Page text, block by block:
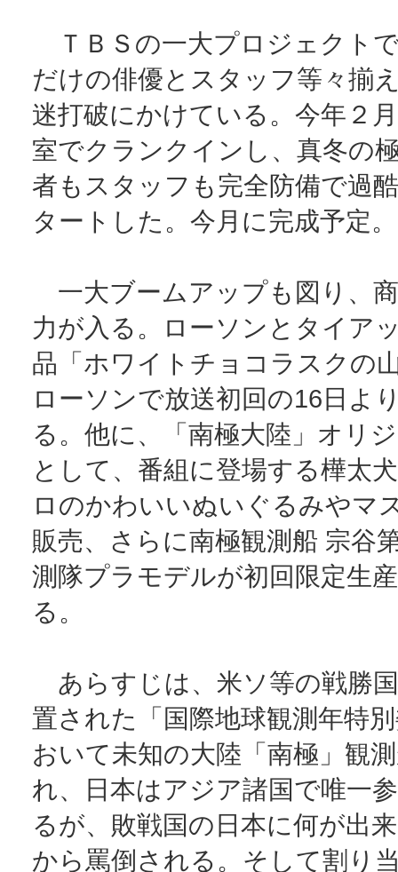
ＴＢＳの一大プロジェクト
だけの俳優とスタッフ等々揃
迷打破にかけている。今年２
室でクランクインし、真冬の
者もスタッフも完全防備で過
タートした。今月に完成予定。
一大ブームアップも図り、
力が入る。ローソンとタイア
品「ホワイトチョコラスクの
ローソンで放送初回の16日よ
る。他に、「南極大陸」オリ
として、番組に登場する樺太
ロのかわいいぬいぐるみやマ
販売、さらに南極観測船 宗谷
測隊プラモデルが初回限定生
る。
あらすじは、米ソ等の戦勝
置された「国際地球観測年特
おいて未知の大陸「南極」観
れ、日本はアジア諸国で唯一
るが、敗戦国の日本に何が出
から罵倒される。そして割り